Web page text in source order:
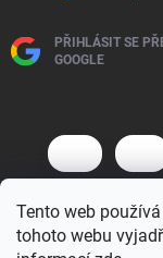
Tento web
tohoto webu
PŘIHLÁSIT SE
GOOGLE